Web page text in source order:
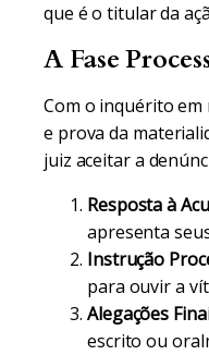
que é o titular da
A Fase
Com o inquérito
e prova da
juiz aceitar a
Resposta à
apresenta
Instrução
para ouvir a
Alegações
escrito ou